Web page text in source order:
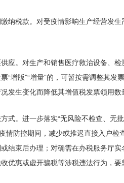
纳税款。 对受疫情影响生产经营发
应。 对生产和销售医疗救治设备、
“增版”“增量”的，可暂按需调整其
发生变化而降低其增值税发票领用
式。 进一步落实“无风险不检查、无
情防控期间，减少或推迟直接入户
结束后办理； 对确需在办税服务厅
优惠或虚开骗税等涉税违法行为，